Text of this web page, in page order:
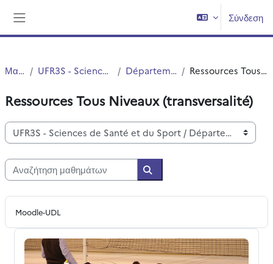
Σύνδεση
Μαθήματα UFR3S - Sciences de Santé et du Sport Département UFR3S - SSEP Ressources Tous Niveaux (transversalité)
Ressources Tous Niveaux (transversalité)
Κατηγορίες μαθημάτων
Αναζήτηση μαθημάτων
Αναζήτηση μαθημάτων
Moodle-UDL
Fillère Education Motricité Licence à Master - stage et